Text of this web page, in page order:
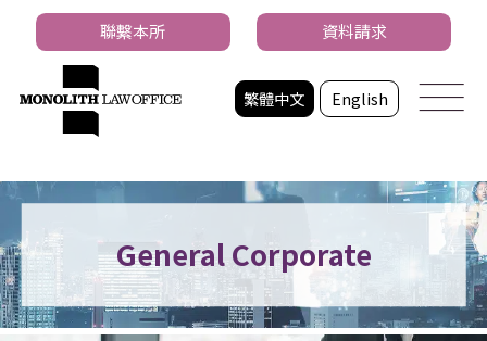
繁體中文 English
聯繫本所 資料請求
General Corporate